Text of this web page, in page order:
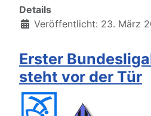
Details
Veröffentlicht: 23. März
Erster
steht vor der Tür